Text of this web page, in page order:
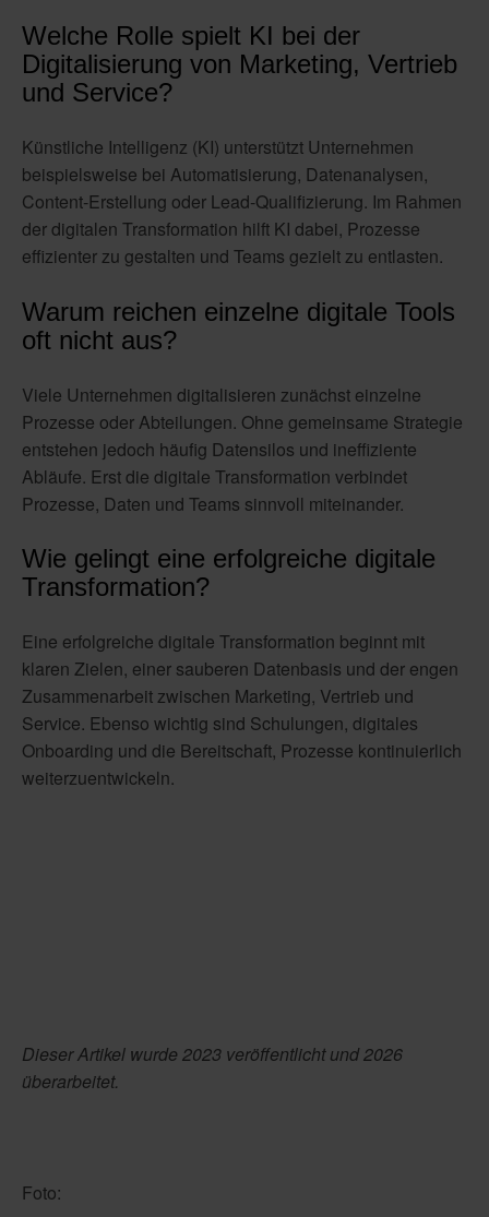
Welche Rolle spielt KI bei der
Digitalisierung von Marketing, Vertrieb
und Service?
Künstliche Intelligenz (KI) unterstützt Unternehmen
beispielsweise bei Automatisierung, Datenanalysen,
Content-Erstellung oder Lead-Qualifizierung. Im Rahmen
der digitalen Transformation hilft KI dabei, Prozesse
effizienter zu gestalten und Teams gezielt zu entlasten.
Warum reichen einzelne digitale Tools
oft nicht aus?
Viele Unternehmen digitalisieren zunächst einzelne
Prozesse oder Abteilungen. Ohne gemeinsame Strategie
entstehen jedoch häufig Datensilos und ineffiziente
Abläufe. Erst die digitale Transformation verbindet
Prozesse, Daten und Teams sinnvoll miteinander.
Wie gelingt eine erfolgreiche digitale
Transformation?
Eine erfolgreiche digitale Transformation beginnt mit
klaren Zielen, einer sauberen Datenbasis und der engen
Zusammenarbeit zwischen Marketing, Vertrieb und
Service. Ebenso wichtig sind Schulungen, digitales
Onboarding und die Bereitschaft, Prozesse kontinuierlich
weiterzuentwickeln.
Dieser Artikel wurde 2023 veröffentlicht und 2026
überarbeitet.
Foto: